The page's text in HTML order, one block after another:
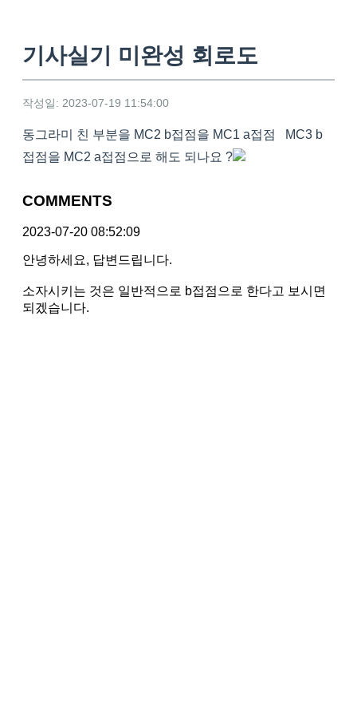
기사실기 미완성 회로도
작성일: 2023-07-19 11:54:00
동그라미 친 부분을 MC2 b접점을 MC1 a접점 MC3 b
접점을 MC2 a접점으로 해도 되나요 ?
COMMENTS
2023-07-20 08:52:09
안녕하세요, 답변드립니다.
소자시키는 것은 일반적으로 b접점으로 한다고 보시면
되겠습니다.